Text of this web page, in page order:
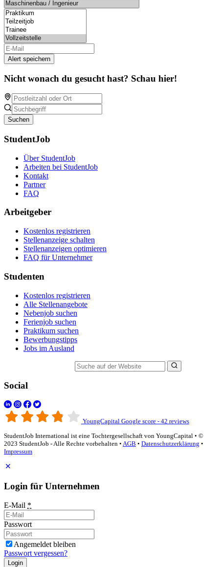
Alert speichern
Nicht wonach du gesucht hast? Schau hier!
Suchen
StudentJob
Über StudentJob
Arbeiten bei StudentJob
Kontakt
Partner
FAQ
Arbeitgeber
Kostenlos registrieren
Stellenanzeige schalten
Stellenanzeigen optimieren
FAQ für Unternehmer
Studenten
Kostenlos registrieren
Alle Stellenangebote
Nebenjob suchen
Ferienjob suchen
Praktikum suchen
Bewerbungstipps
Jobs im Ausland
Social
YoungCapital Google score - 42 reviews
StudentJob International ist eine Tochtergesellschaft von YoungCapital • ©
2023 StudentJob - Alle Rechte vorbehalten • AGB • Datenschutzerklärung •
Impressum
Login für Unternehmen
E-Mail *
Passwort
Angemeldet bleiben
Passwort vergessen?
Login